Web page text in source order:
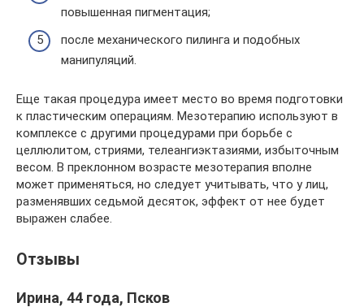
повышенная пигментация;
после механического пилинга и подобных
манипуляций.
Еще такая процедура имеет место во время подготовки
к пластическим операциям. Мезотерапию используют в
комплексе с другими процедурами при борьбе с
целлюлитом, стриями, телеангиэктазиями, избыточным
весом. В преклонном возрасте мезотерапия вполне
может применяться, но следует учитывать, что у лиц,
разменявших седьмой десяток, эффект от нее будет
выражен слабее.
Отзывы
Ирина, 44 года, Псков